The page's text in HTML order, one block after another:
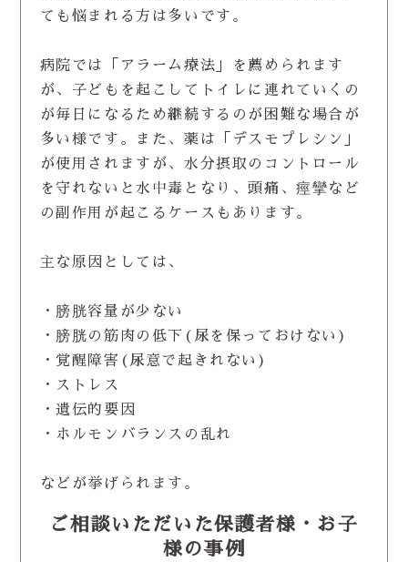
ても悩まれる方は多いです。
病院では「アラーム療法」を薦められます
が、子どもを起こしてトイレに連れていくの
が毎日になるため継続するのが困難な場合が
多い様です。また、薬は「デスモプレシン」
が使用されますが、水分摂取のコントロール
を守れないと水中毒となり、頭痛、痙攣など
の副作用が起こるケースもあります。
主な原因としては、
・膀胱容量が少ない
・膀胱の筋肉の低下(尿を保っておけない)
・覚醒障害(尿意で起きれない)
・ストレス
・遺伝的要因
・ホルモンバランスの乱れ
などが挙げられます。
ご相談いただいた保護者様・お子
様の事例